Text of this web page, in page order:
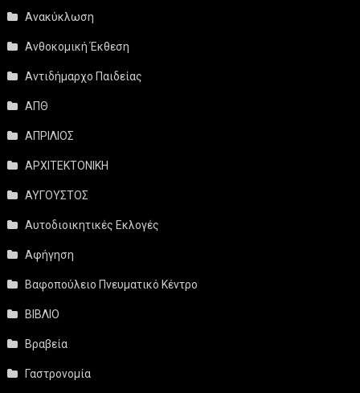
Ανακύκλωση
Ανθοκομική Έκθεση
Αντιδήμαρχο Παιδείας
ΑΠΘ
ΑΠΡΙΛΙΟΣ
ΑΡΧΙΤΕΚΤΟΝΙΚΗ
ΑΥΓΟΥΣΤΟΣ
Αυτοδιοικητικές Εκλογές
Αφήγηση
Βαφοπούλειο Πνευματικό Κέντρο
ΒΙΒΛΙΟ
Βραβεία
Γαστρονομία